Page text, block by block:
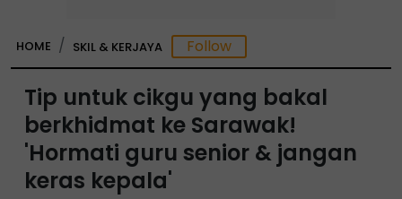
HOME SKIL & KERJAYA
Tip untuk cikgu yang bakal
berkhidmat ke Sarawak!
'Hormati guru senior & jangan
keras kepala'